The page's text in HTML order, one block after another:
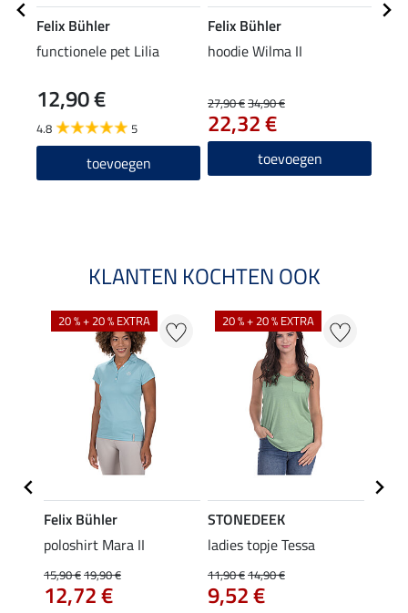
Felix Bühler
functionele pet Lilia
12,90 €
4.8 5
toevoegen
Felix Bühler
hoodie Wilma II
27,90 €34,90 €
22,32 €
toevoegen
KLANTEN KOCHTEN OOK
20 % + 20 % EXTRA
Felix Bühler
poloshirt Mara II
15,90 €19,90 €
12,72 €
20 % + 20 % EXTRA
STONEDEEK
ladies topje Tessa
11,90 €14,90 €
9,52 €